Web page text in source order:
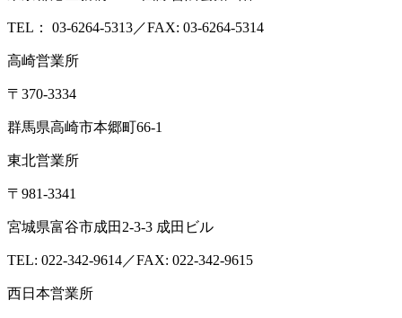
TEL： 03-6264-5313／FAX: 03-6264-5314
高崎営業所
〒370-3334
群馬県高崎市本郷町66-1
東北営業所
〒981-3341
宮城県富谷市成田2-3-3 成田ビル
TEL: 022-342-9614／FAX: 022-342-9615
西日本営業所